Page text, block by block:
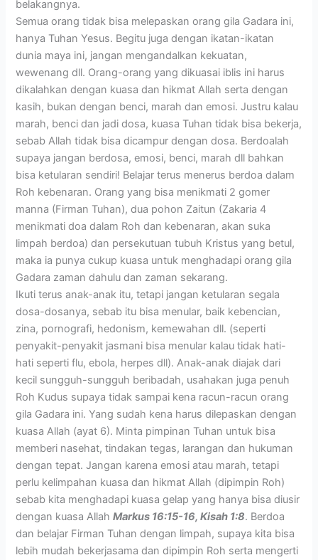
belakangnya.
Semua orang tidak bisa melepaskan orang gila Gadara ini,
hanya Tuhan Yesus. Begitu juga dengan ikatan-ikatan
dunia maya ini, jangan mengandalkan kekuatan,
wewenang dll. Orang-orang yang dikuasai iblis ini harus
dikalahkan dengan kuasa dan hikmat Allah serta dengan
kasih, bukan dengan benci, marah dan emosi. Justru kalau
marah, benci dan jadi dosa, kuasa Tuhan tidak bisa bekerja,
sebab Allah tidak bisa dicampur dengan dosa. Berdoalah
supaya jangan berdosa, emosi, benci, marah dll bahkan
bisa ketularan sendiri! Belajar terus menerus berdoa dalam
Roh kebenaran. Orang yang bisa menikmati 2 gomer
manna (Firman Tuhan), dua pohon Zaitun (Zakaria 4
menikmati doa dalam Roh dan kebenaran, akan suka
limpah berdoa) dan persekutuan tubuh Kristus yang betul,
maka ia punya cukup kuasa untuk menghadapi orang gila
Gadara zaman dahulu dan zaman sekarang.
Ikuti terus anak-anak itu, tetapi jangan ketularan segala
dosa-dosanya, sebab itu bisa menular, baik kebencian,
zina, pornografi, hedonism, kemewahan dll. (seperti
penyakit-penyakit jasmani bisa menular kalau tidak hati-
hati seperti flu, ebola, herpes dll). Anak-anak diajak dari
kecil sungguh-sungguh beribadah, usahakan juga penuh
Roh Kudus supaya tidak sampai kena racun-racun orang
gila Gadara ini. Yang sudah kena harus dilepaskan dengan
kuasa Allah (ayat 6). Minta pimpinan Tuhan untuk bisa
memberi nasehat, tindakan tegas, larangan dan hukuman
dengan tepat. Jangan karena emosi atau marah, tetapi
perlu kelimpahan kuasa dan hikmat Allah (dipimpin Roh)
sebab kita menghadapi kuasa gelap yang hanya bisa diusir
dengan kuasa AllahMarkus 16:15-16, Kisah 1:8. Berdoa
dan belajar Firman Tuhan dengan limpah, supaya kita bisa
lebih mudah bekerjasama dan dipimpin Roh serta mengerti